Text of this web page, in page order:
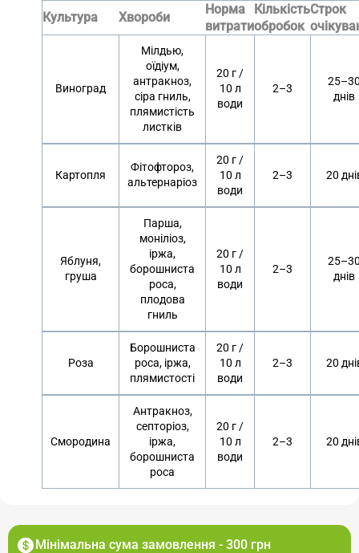
Мінімальна сума замовлення - 300 грн
Культура Хвороби
Норма
витрати
Кількість
обробок
Строк
Виноград
Мілдью,
оїдіум,
антракноз,
сіра гниль,
плямистість
листків
20 г /
10 л
води
2–3
днів
Картопля
Фітофтороз,
альтернаріоз
20 г /
10 л
води
2–3 20
Яблуня,
груша
Парша,
моніліоз,
іржа,
борошниста
роса,
плодова
гниль
20 г /
10 л
води
2–3
днів
Роза
Борошниста
роса, іржа,
плямистості
20 г /
10 л
води
2–3 20
Смородина
Антракноз,
септоріоз,
іржа,
борошниста
роса
20 г /
10 л
води
2–3 20